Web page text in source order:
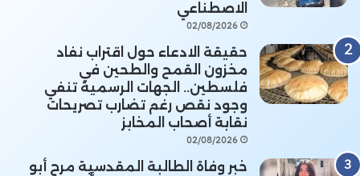
الاصطناعي
02/08/2026
حقيقة الادعاء حول اقتراب نفاد
مخزون القمح والطحين في
فلسطين.. الجهات الرسمية تنفي
وجود نقص رغم تضارب تصريحات
نقابة أصحاب المخابز
02/08/2026
خبر وفاة الطالبة المقدسية مرح أبو